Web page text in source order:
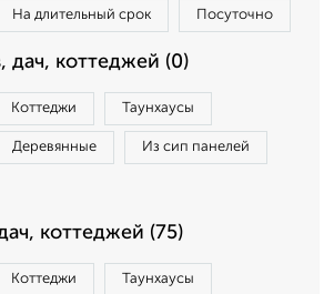
На длительный срок Посуточно
дач, коттеджей (0)
Коттеджи Таунхаусы
Деревянные Из сип панелей
коттеджей (75)
Коттеджи Таунхаусы